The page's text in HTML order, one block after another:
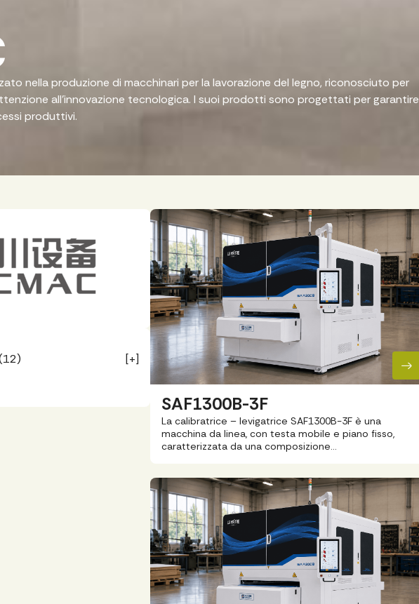
nella produzione di macchinari per la lavorazione del legno, riconosciuto per
all’innovazione tecnologica. I suoi prodotti sono progettati per garantire
produttivi.
[+]
SAF1300B-3F
La calibratrice – levigatrice SAF1300B-3F è una
macchina da linea, con testa mobile e piano fisso,
caratterizzata da una composizione…